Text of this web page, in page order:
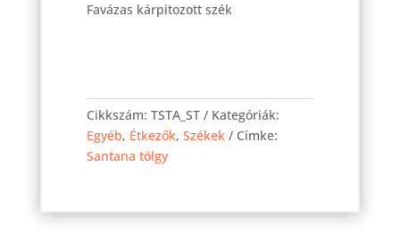
Favázas kárpitozott szék
szék
Santana
tölgy
Cikkszám: TSTA_ST
Kategóriák:
Egyéb, Étkezők, Székek
Címke:
Santana tölgy